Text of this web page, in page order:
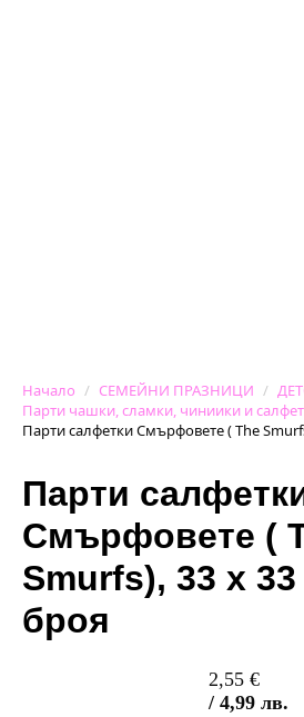
Начало СЕМЕЙНИ ПРАЗНИЦИ
Парти чашки, сламки, чиниики и
Парти салфетки Смърфовете ( The
Парти
Смърфовете (
Smurfs), 33 х
броя
2,55 €
/ 4,99 лв.